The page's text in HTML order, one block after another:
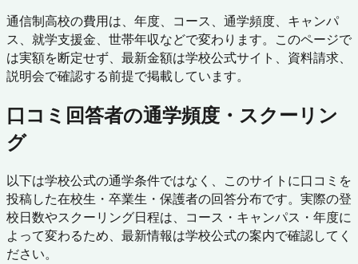
通信制高校の費用は、年度、コース、通学頻度、キャンパ
ス、就学支援金、世帯年収などで変わります。このページで
は実額を断定せず、最新金額は学校公式サイト、資料請求、
説明会で確認する前提で掲載しています。
口コミ回答者の通学頻度・スクーリン
グ
以下は学校公式の通学条件ではなく、このサイトに口コミを
投稿した在校生・卒業生・保護者の回答分布です。実際の登
校日数やスクーリング日程は、コース・キャンパス・年度に
よって変わるため、最新情報は学校公式の案内で確認してく
ださい。